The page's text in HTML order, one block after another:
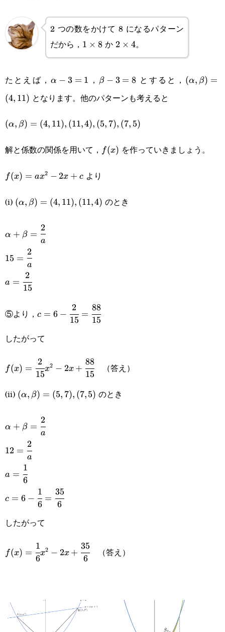
(\beta-
3)=8
2 つの数をかけて 8 になるパターン
だから， 1\times8
1 × 8か 2\times4
2 × 4。
たとえば， \alpha-
3=1
α − 3 = 1 ， \beta-
3=8
β − 3 = 8 とすると， (α, β) =
(4, 11) となります。他のパターンも考えると
(\alpha,\beta)=
(α, β) = (4, 11), (11,4), (5, 7), (7, 5)
解と係数の関係を用いて， f(x)
f(x) を作っていきましょう。
f(x)=ax^2-
f(x) = ax2 − 2x + c より
(i) (\alpha,\beta)=
(α, β) = (4, 11), (11,4) のとき
\alpha+\beta=\cfrac{2}
α + β =
a
2
15=\cfrac{2}
15 =
a
2
a=\cfrac{2}
a =
15
2
⑤より，
c=6-\cfrac{2}
{15}=\cfrac{88}
{15}
c = 6 −
15
2
=
15
88
したがって
f(x)=\cfrac{2}
{15}x^2-
2x+\cfrac{88}
f(x) =
15
2
x2 − 2x +
15
88
（答え）
(ii) (\alpha,\beta)=
(α, β) = (5, 7), (7,5) のとき
\alpha+\beta=\cfrac{2}
α + β =
a
2
12=\cfrac{2}
12 =
a
2
a=\cfrac{1}
a =
6
1
c=6-\cfrac{1}
{6}=\cfrac{35}
{6}
c = 6 −
6
1
=
6
35
したがって
f(x)=\cfrac{1}
f(x) =
6
1
x2 − 2x +
6
35
（答え）